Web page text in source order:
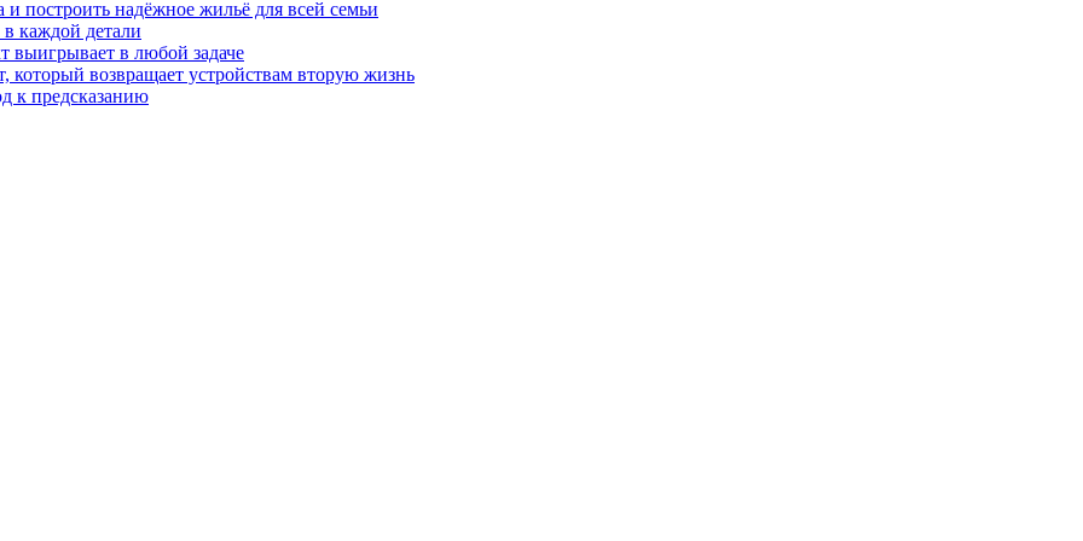
построить надёжное жильё для всей семьи
каждой детали
выигрывает в любой задаче
возвращает устройствам вторую жизнь
к предсказанию